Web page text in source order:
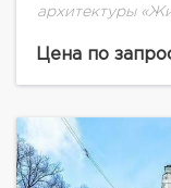
архитектуры
Цена по